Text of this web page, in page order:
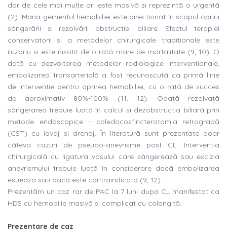
dar de cele mai multe ori este masivã si reprezintã o urgentã
(2). Mana-gementul hemobiliei este directionat în scopul opririi
sângerãrii si rezolvãrii obstructiei biliare. Efectul terapiei
conservatorii si a metodelor chirurgicale traditionale este
iluzoriu si este însotit de o ratã mare de mortalitate (9, 10). O
datã cu dezvoltarea metodelor radiologice interventionale,
embolizarea transarterialã a fost recunoscutã ca primã linie
de interventie pentru oprirea hemobiliei, cu o ratã de succes
de aproximativ 80%-100% (11, 12). Odatã rezolvatã
sângerarea trebuie luatã în calcul si dezobstructia biliarã prin
metode endoscopice - coledocosfincterotomia retrogradã
(CST) cu lavaj si drenaj. În literaturã sunt prezentate doar
câteva cazuri de pseudo-anevrisme post CL. Interventia
chirurgicalã cu ligatura vasului care sângereazã sau excizia
anevrismului trebuie luatã în considerare dacã embolizarea
esueazã sau dacã este contraindicatã (9, 12).
Prezentãm un caz rar de PAC la 7 luni dupa CL manifestat ca
HDS cu hemobilie masivã si complicat cu colangitã.
Prezentare de caz